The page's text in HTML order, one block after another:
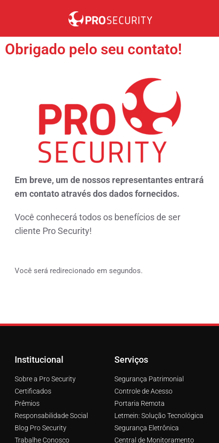
Obrigado pelo seu contato!
Em breve, um de nossos representantes entrará
em contato através dos dados fornecidos.
Você conhecerá todos os benefícios de ser
cliente Pro Security!
Você será redirecionado em segundos.
Institucional
Sobre a Pro Security
Certificados
Prêmios
Responsabilidade Social
Blog Pro Security
Trabalhe Conosco
Serviços
Segurança Patrimonial
Controle de Acesso
Portaria Remota
Letmein: Solução Tecnológica
Segurança Eletrônica
Central de Monitoramento